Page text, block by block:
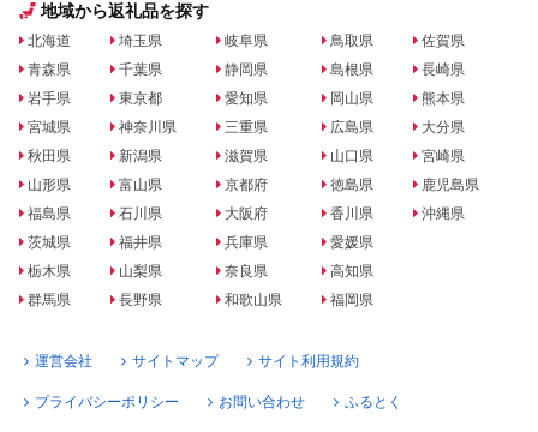
地域から返礼品を探す
北海道
青森県
岩手県
宮城県
秋田県
山形県
福島県
茨城県
栃木県
群馬県
埼玉県
千葉県
東京都
神奈川県
新潟県
富山県
石川県
福井県
山梨県
長野県
岐阜県
静岡県
愛知県
三重県
滋賀県
京都府
大阪府
兵庫県
奈良県
和歌山県
鳥取県
島根県
岡山県
広島県
山口県
徳島県
香川県
愛媛県
高知県
福岡県
佐賀県
長崎県
熊本県
大分県
宮崎県
鹿児島県
沖縄県
運営会社 サイトマップ サイト利用規約
プライバシーポリシー お問い合わせ ふるとく